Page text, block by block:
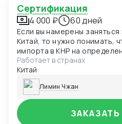
Сертификация
4 000 ₽ 60 дней
Если вы намерены
Китай, то нужно понимать,
импорта в КНР на
необходима сертификация
соответствии с
государственного
качеством, инспекции и
продуктов питания
обязательную процедуру
упаковки, которая займет
Работает в странах
Китай
Лимин Чжан
ЗАКАЗАТЬ